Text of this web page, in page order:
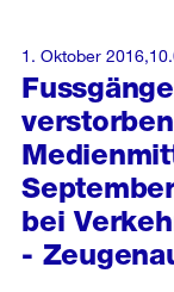
bei
-
1. Oktober